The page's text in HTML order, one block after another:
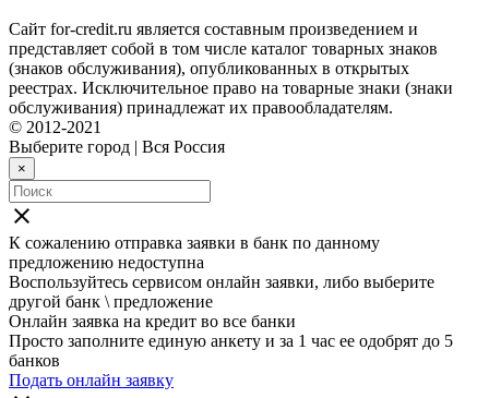
Сайт for-credit.ru является составным произведением и
представляет собой в том числе каталог товарных знаков
(знаков обслуживания), опубликованных в открытых
реестрах. Исключительное право на товарные знаки (знаки
обслуживания) принадлежат их правообладателям.
© 2012-2021
Выберите город | Вся Россия
×
close
К сожалению отправка заявки в банк по данному
предложению недоступна
Воспользуйтесь сервисом онлайн заявки, либо выберите
другой банк \ предложение
Онлайн заявка на кредит во все банки
Просто заполните единую анкету и за 1 час ее одобрят до 5
банков
Подать онлайн заявку